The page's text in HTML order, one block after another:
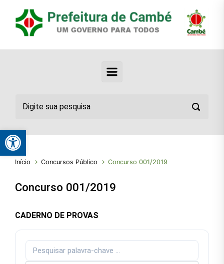
Início Concursos Público Concurso 001/2019
Concurso 001/2019
CADERNO DE PROVAS
Abrir a barra de ferramentas